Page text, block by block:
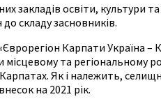
закладів освіти, культури
складу засновників.
Карпати Україна –
та регіональному
Як і належить,
на 2021 рік.